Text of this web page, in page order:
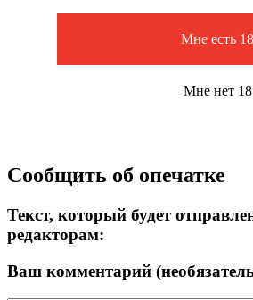
Мне есть 18
Мне нет 18
Сообщить об опечатке
Текст, который будет
редакторам:
Ваш комментарий